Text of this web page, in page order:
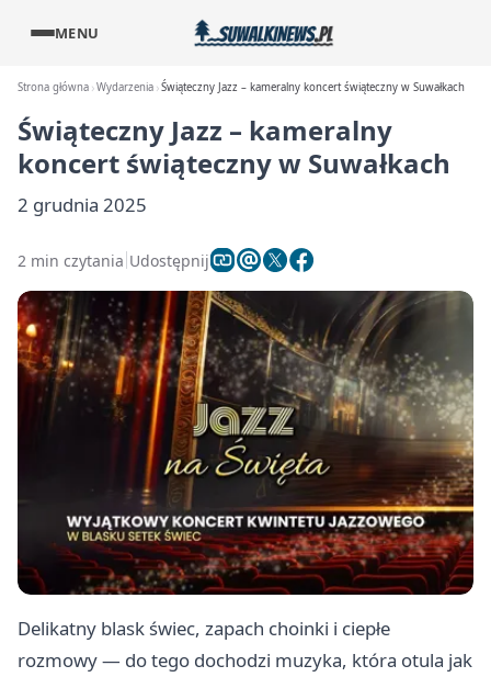
MENU
Strona główna Wydarzenia Świąteczny Jazz – kameralny koncert świąteczny w Suwałkach
Świąteczny Jazz – kameralny
koncert świąteczny w Suwałkach
2 grudnia 2025
2 min czytania Udostępnij
Delikatny blask świec, zapach choinki i ciepłe
rozmowy — do tego dochodzi muzyka, która otula jak